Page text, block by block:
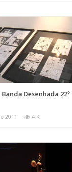
Desenhada 22º
2011 4 K